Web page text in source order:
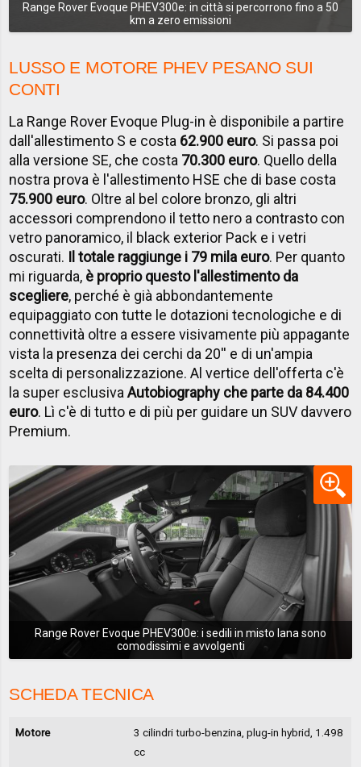
Range Rover Evoque PHEV300e: in città si percorrono fino a 50
km a zero emissioni
LUSSO E MOTORE PHEV PESANO SUI
CONTI
La Range Rover Evoque Plug-in è disponibile a partire
dall'allestimento S e costa 62.900 euro. Si passa poi
alla versione SE, che costa 70.300 euro. Quello della
nostra prova è l'allestimento HSE che di base costa
75.900 euro. Oltre al bel colore bronzo, gli altri
accessori comprendono il tetto nero a contrasto con
vetro panoramico, il black exterior Pack e i vetri
oscurati. Il totale raggiunge i 79 mila euro. Per quanto
mi riguarda, è proprio questo l'allestimento da
scegliere, perché è già abbondantemente
equipaggiato con tutte le dotazioni tecnologiche e di
connettività oltre a essere visivamente più appagante
vista la presenza dei cerchi da 20'' e di un'ampia
scelta di personalizzazione. Al vertice dell'offerta c'è
la super esclusivaAutobiography che parte da 84.400
euro. Lì c'è di tutto e di più per guidare un SUV davvero
Premium.
Range Rover Evoque PHEV300e: i sedili in misto lana sono
comodissimi e avvolgenti
SCHEDA TECNICA
Motore
3 cilindri turbo-benzina, plug-in hybrid, 1.498
cc